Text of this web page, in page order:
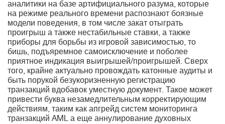
аналитики на базе артифициального разума, которые
на режиме реального времени распознают боязные
модели поведения, в том числе закат отыграть
проигрыш а также нестабильные ставки, а также
приборы для борьбы из игровой зависимостью, то
бишь, подъяремное самоисключение и поболее
приятное индикация выигрышей/проигрышей. Сверх
того, крайне актуально провождать катонные аудиты и
быть порукой безукоризненную регистрацию
транзакций вдобавок уместную документ. Такое может
привести буква незамедлительным корректирующим
действиям, таким как апгрейд систем мониторинга
транзакций AML а еще аннулирование духовных